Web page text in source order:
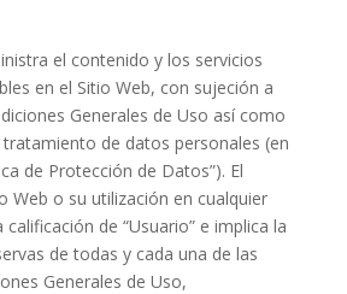
el contenido y los servicios
en el Sitio Web, con sujeción a
Generales de Uso así como
de datos personales (en
de Protección de Datos”). El
Web o su utilización en cualquier
de “Usuario” e implica la
de todas y cada una de las
Generales de Uso,